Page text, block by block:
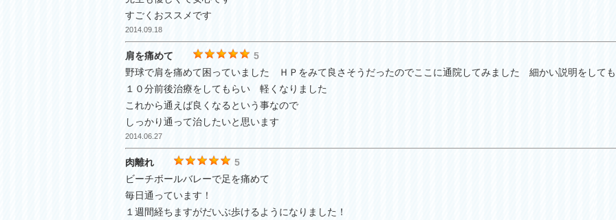
すごくおススメです
2014.09.18
肩を痛めて
5
野球で肩を痛めて困っていました ＨＰをみて良さそうだったのでここに通院してみました 細かい説明をして
１０分前後治療をしてもらい 軽くなりました
これから通えば良くなるという事なので
しっかり通って治したいと思います
2014.06.27
肉離れ
5
ビーチボールバレーで足を痛めて
毎日通っています！
１週間経ちますがだいぶ歩けるようになりました！